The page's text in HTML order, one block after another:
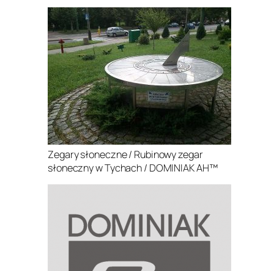
Zegary słoneczne / Rubinowy zegar
słoneczny w Tychach / DOMINIAK AH™